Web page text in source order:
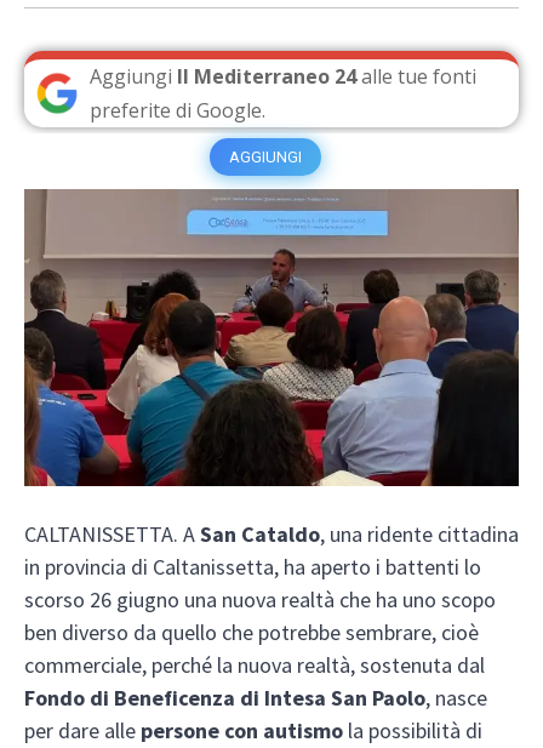
Aggiungi Il Mediterraneo 24alle tue fonti
preferite di Google.
AGGIUNGI
CALTANISSETTA. ASan Cataldo, una ridente cittadina
in provincia di Caltanissetta, ha aperto i battenti lo
scorso 26 giugno una nuova realtà che ha uno scopo
ben diverso da quello che potrebbe sembrare, cioè
commerciale, perché la nuova realtà, sostenuta dal
Fondo di Beneficenza di Intesa San Paolo, nasce
per dare alle persone con autismo la possibilità di